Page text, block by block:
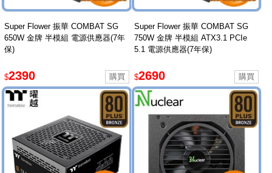
Super Flower 振華 COMBAT SG
650W 金牌 半模組 電源供應器(7年
保)
$2390
Super Flower 振華 COMBAT SG
750W 金牌 半模組 ATX3.1 PCIe
5.1 電源供應器(7年保)
$2690